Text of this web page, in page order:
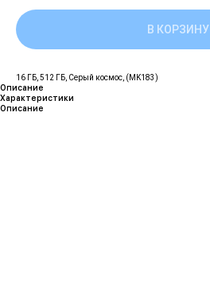
В КОРЗИНУ
16 ГБ, 512 ГБ, Серый космос, (MK183)
Описание
Характеристики
Описание